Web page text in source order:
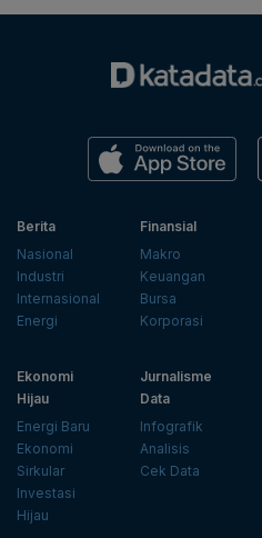
Berita
Nasional
Industri
Internasional
Energi
Finansial
Makro
Keuangan
Bursa
Korporasi
Ekonomi
Hijau
Energi Baru
Ekonomi
Sirkular
Investasi
Hijau
Jurnalisme
Data
Infografik
Analisis
Cek Data